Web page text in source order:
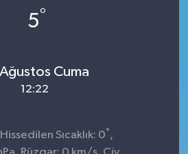
5°
Cuma
12:22
Sıcaklık: 0°,